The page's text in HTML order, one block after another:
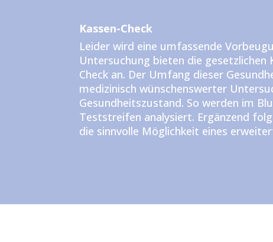
Kassen-Check
Leider wird eine umfassende
Untersuchung bieten die gesetzlichen
Check an. Der Umfang dieser
medizinisch wünschenswerter
Gesundheitszustand. So werden im
Teststreifen analysiert. Ergänzend
die sinnvolle Möglichkeit eines